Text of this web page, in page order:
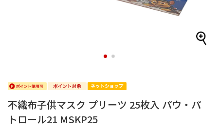
1 2
不織布子供マスク プリーツ 25枚入 パウ・パ
トロール21 MSKP25